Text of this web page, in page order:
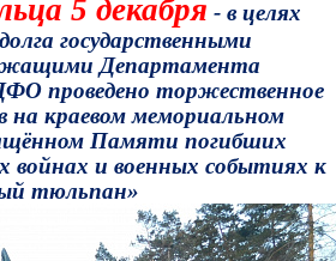
5 декабря - в целях
государственными
Департамента
проведено торжественное
на краевом мемориальном
Памяти погибших
войнах и военных событиях к
тюльпан»